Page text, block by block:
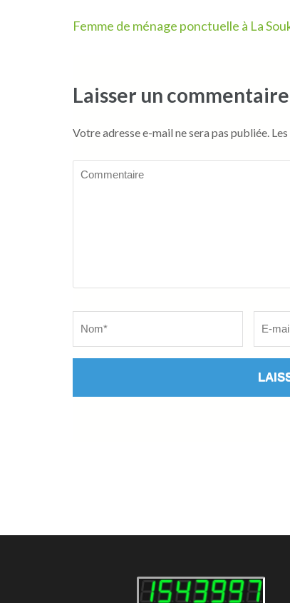
Navigation
Femme de ménage ponctuelle à La
Laisser un commentaire
Votre adresse e-mail ne sera pas publiée.
Commentaire